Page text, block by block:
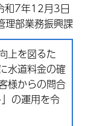
和7年12月3日
理部業務振興課
上を図るた
水道料金の確
様からの問合
の運用を令